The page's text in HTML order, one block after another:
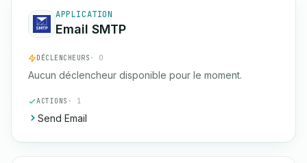
APPLICATION
Email SMTP
DÉCLENCHEURS · 0
Aucun déclencheur disponible pour le moment.
ACTIONS · 1
Send Email